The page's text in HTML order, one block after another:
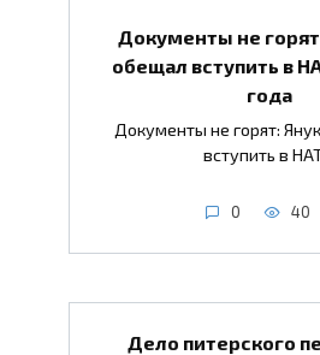
Документы не
обещал вступить в
года
Документы не горят:
вступить в
0 40
Дело питерского